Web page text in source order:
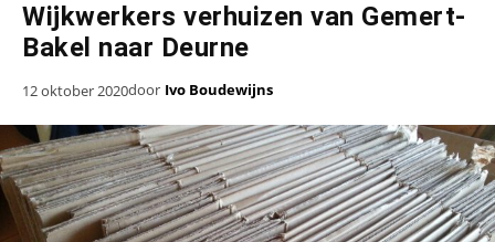
Wijkwerkers verhuizen van Gemert-
Bakel naar Deurne
12 oktober 2020door Ivo Boudewijns